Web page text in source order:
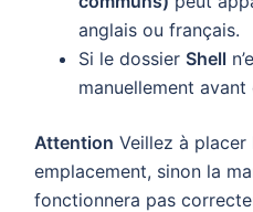
anglais ou français.
Si le dossier Shell
manuellement
Attention Veillez à
emplacement, sinon la
fonctionnera pas